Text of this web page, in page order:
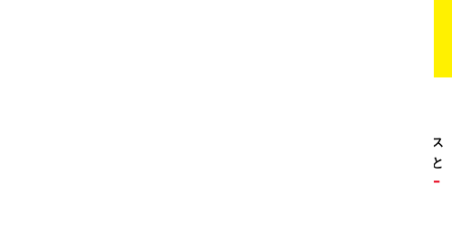
。ガソリンス
タンドや整備工場の既存インフラを活用すること
リー